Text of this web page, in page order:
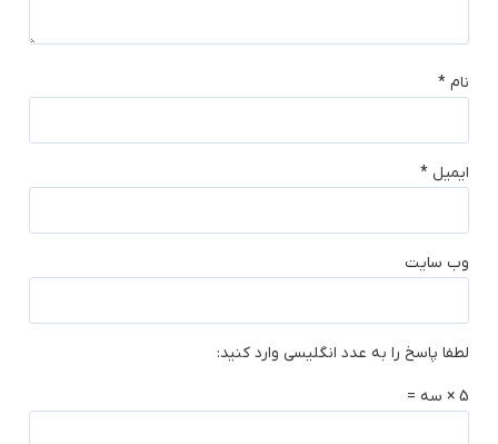
نام *
ایمیل *
وب‌ سایت
لطفا پاسخ را به عدد انگلیسی وارد کنید:
5 × سه =